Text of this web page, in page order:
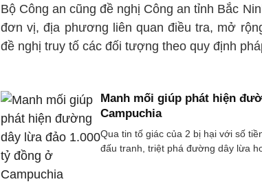
Bộ Công an cũng đề nghị Công an tỉnh Bắc
đơn vị, địa phương liên quan điều tra, mở
đề nghị truy tố các đối tượng theo quy định
Manh mối giúp phát hiện
Campuchia
Qua tin tố giác của 2 bị hại với số
đấu tranh, triệt phá đường dây lừa